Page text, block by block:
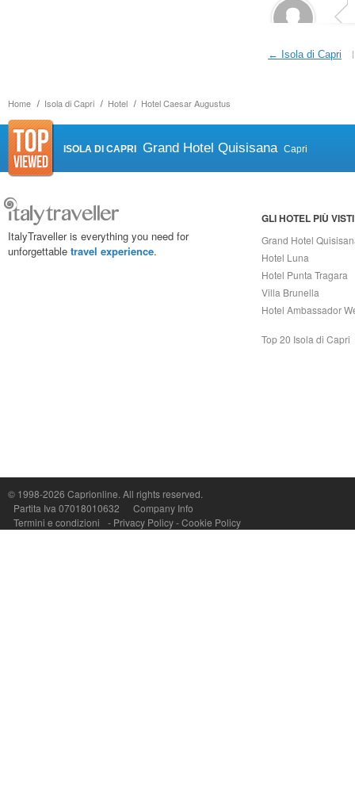
Home Isola di Capri Hotel Hotel Caesar Augustus
← Isola di Capri
ISOLA DI CAPRI Grand Hotel Quisisana Capri
ItalyTraveller is everything you need for
unforgettable travel experience.
GLI HOTEL PIÙ VISTI
Grand Hotel
Hotel Luna
Hotel Punta Tragara
Villa Brunella
Hotel Ambassador
Top 20 Isola di Capri
© 1998-2026 Caprionline. All rights reserved.
Partita Iva 07018010632
Company Info
Termini e condizioni
- Privacy Policy-Cookie Policy
P.Iva, C.F. e n.Reg.Imprese Napoli: 07018010632 - Rea n.557643